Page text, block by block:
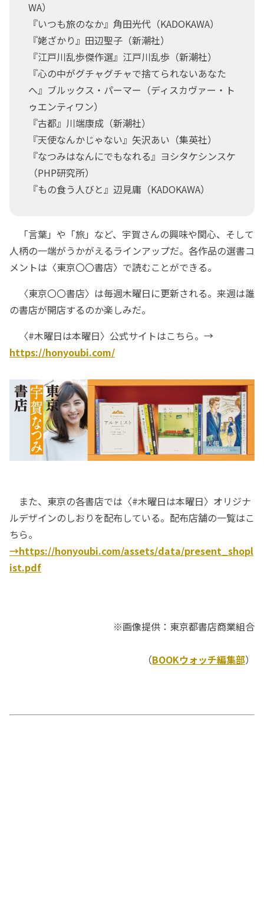
WA）
『いつも旅のなか』角田光代（KADOKAWA）
『姥ざかり』田辺聖子（新潮社）
『江戸川乱歩傑作選』江戸川乱歩（新潮社）
『心の中がグチャグチャで捨てられないあなた
へ』ブルックス・パーマー（ディスカヴァー・ト
ゥエンティワン）
『古都』川端康成（新潮社）
『天使なんかじゃない』矢沢あい（集英社）
『なつみはなんにでもなれる』ヨシタケシンスケ
（PHP研究所）
『もの食う人びと』辺見庸（KADOKAWA）
「言葉」や「旅」など、宇賀さんの興味や関心、そして
人柄の一端がうかがえるラインアップだ。各作品の選書コ
メントは〈東京〇〇書店〉で読むことができる。
〈東京〇〇書店〉は毎週木曜日に更新される。来週は誰
の書店が開店するのか楽しみだ。
〈#木曜日は本曜日〉公式サイトはこちら。→
https://honyoubi.com/
また、東京の各書店では〈#木曜日は本曜日〉オリジナ
ルデザインのしおりを配布している。配布店舗の一覧はこ
ちら。
→https://honyoubi.com/assets/data/present_shopl
ist.pdf
※画像提供：東京都書店商業組合
（BOOKウォッチ編集部）